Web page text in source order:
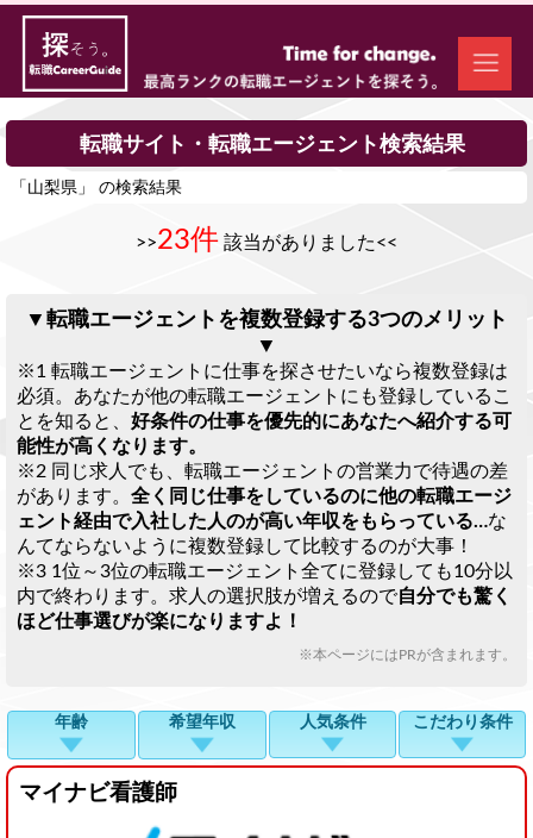
転職サイト・転職エージェント検索結果
「山梨県」 の検索結果
>>23件 該当がありました<<
▼転職エージェントを複数登録する3つのメリット
▼
※1 転職エージェントに仕事を探させたいなら複数登録は
必須。あなたが他の転職エージェントにも登録しているこ
とを知ると、 好条件の仕事を優先的にあなたへ紹介する可
能性が高くなります。
※2 同じ求人でも、転職エージェントの営業力で待遇の差
があります。 全く同じ仕事をしているのに他の転職エージ
ェント経由で入社した人のが高い年収をもらっている…な
んてならないように複数登録して比較するのが大事！
※3 1位～3位の転職エージェント全てに登録しても10分以
内で終わります。求人の選択肢が増えるので自分でも驚く
ほど仕事選びが楽になりますよ！
※本ページにはPRが含まれます。
年齢 希望年収 人気条件 こだわり条件
マイナビ看護師